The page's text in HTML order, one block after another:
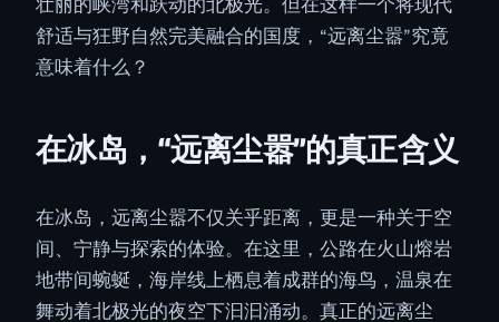
壮丽的峡湾和跃动的北极光。但在这样一个将现代
舒适与狂野自然完美融合的国度，“远离尘嚣”究竟
意味着什么？
在冰岛，“远离尘嚣”的真正含义
在冰岛，远离尘嚣不仅关乎距离，更是一种关于空
间、宁静与探索的体验。在这里，公路在火山熔岩
地带间蜿蜒，海岸线上栖息着成群的海鸟，温泉在
舞动着北极光的夜空下汩汩涌动。真正的远离尘